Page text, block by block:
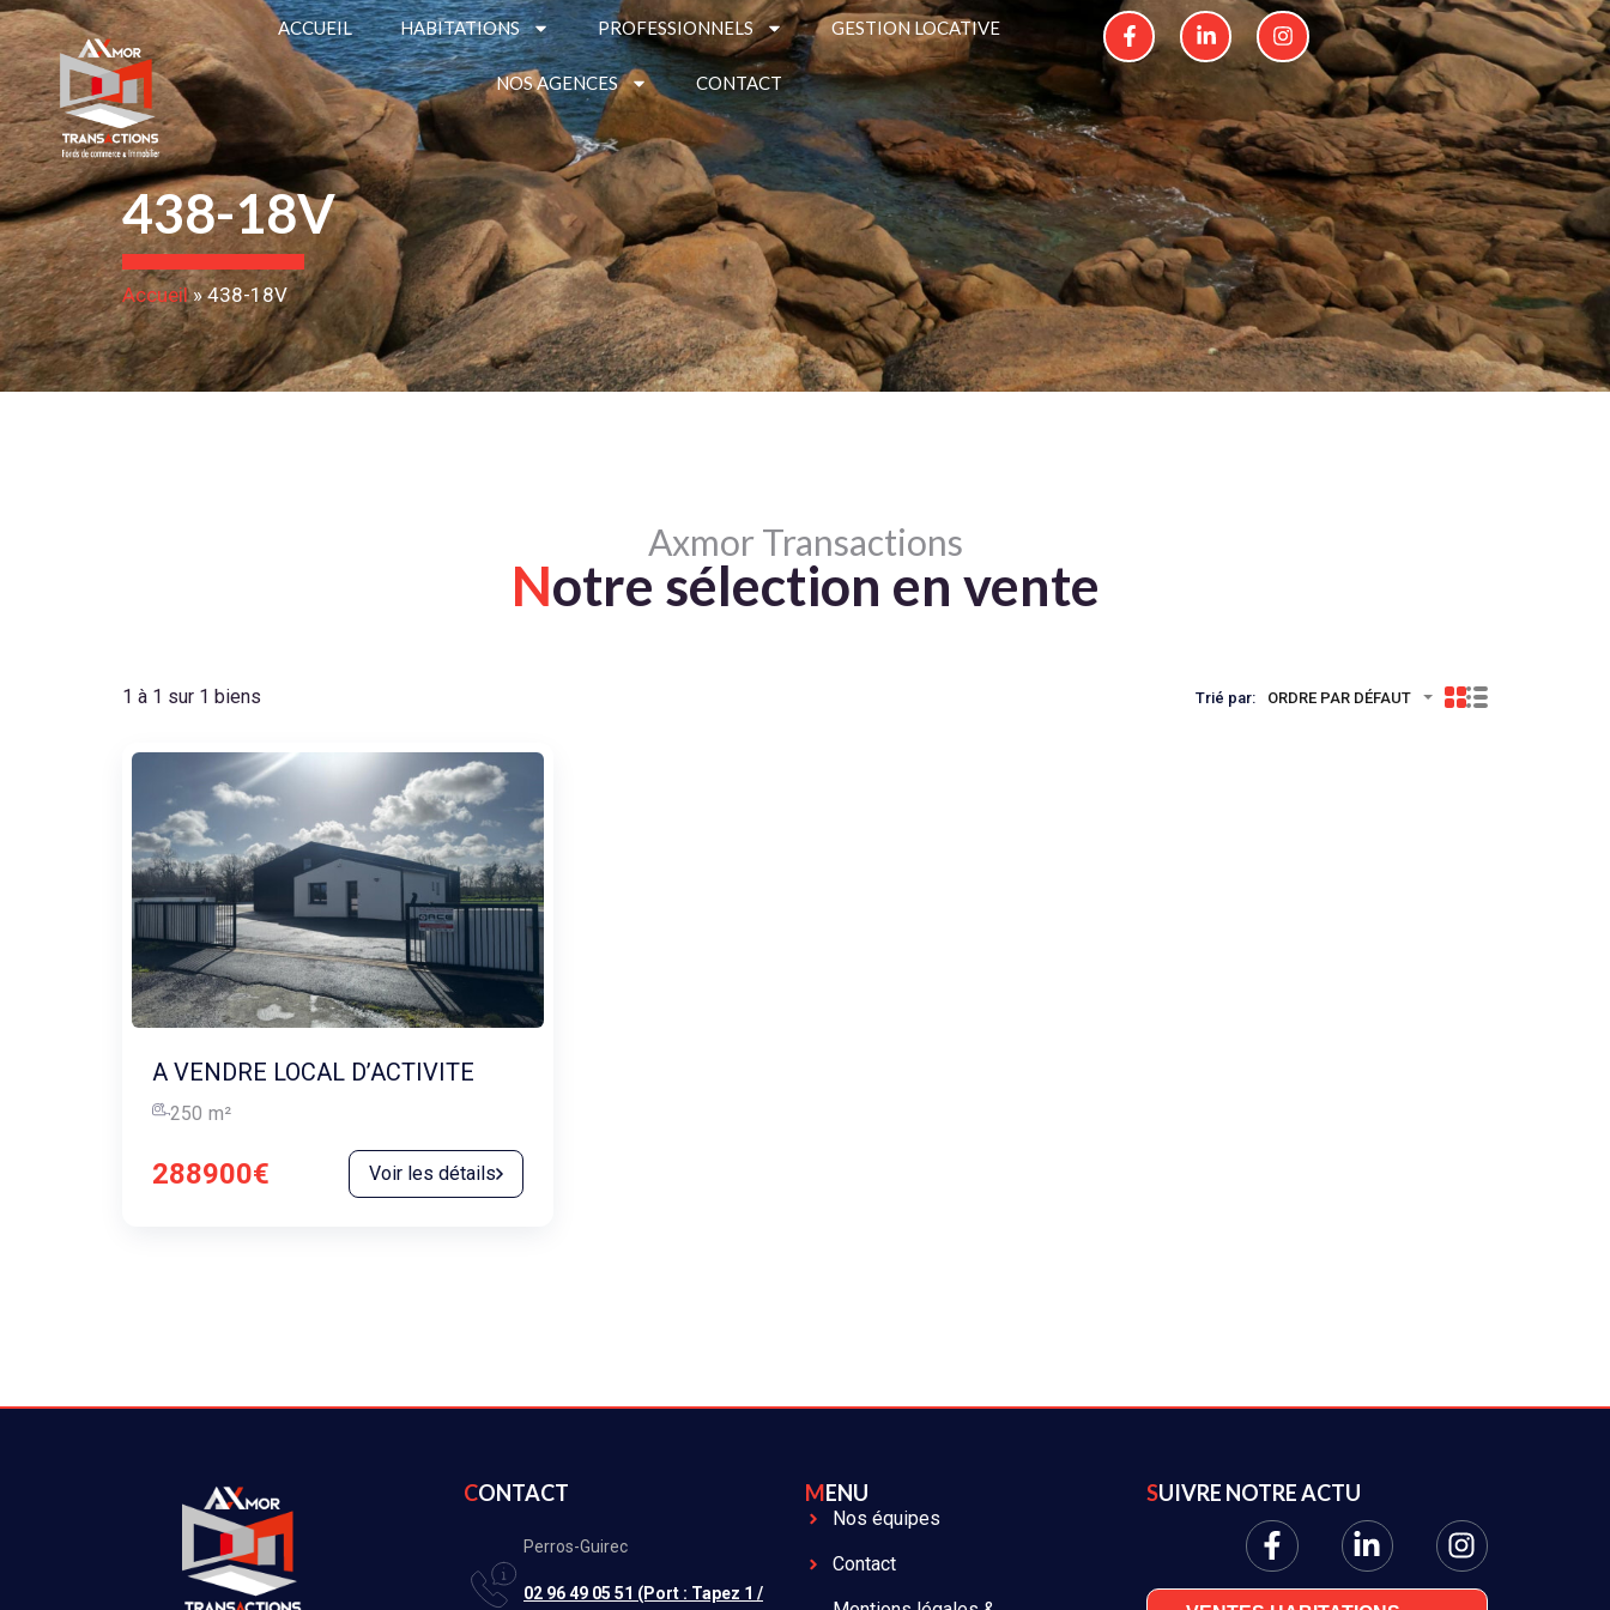
ACCUEIL HABITATIONS PROFESSIONNELS GESTION LOCATIVE
NOS AGENCES CONTACT
438-18V
Accueil»438-18V
Axmor Transactions
Notre sélection en vente
1 à 1 sur 1 biens Trié par: ORDRE PAR DÉFAUT
A VENDRE LOCAL D’ACTIVITE
250 m²
288900€ Voir les détails
CONTACT
Perros-Guirec
02 96 49 05 51 (Port : Tapez 1 /
MENU
Nos équipes
Contact
SUIVRE NOTRE ACTU